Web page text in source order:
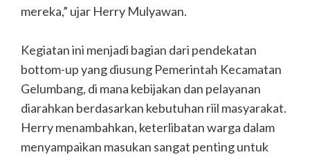
mereka,” ujar Herry Mulyawan.
‎Kegiatan ini menjadi bagian dari pendekatan
bottom-up yang diusung Pemerintah Kecamatan
Gelumbang, di mana kebijakan dan pelayanan
diarahkan berdasarkan kebutuhan riil masyarakat.
Herry menambahkan, keterlibatan warga dalam
menyampaikan masukan sangat penting untuk